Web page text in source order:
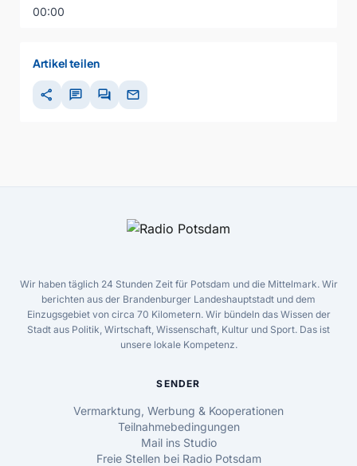
00:00
Artikel teilen
share chat forum mail
Wir haben täglich 24 Stunden Zeit für Potsdam und die Mittelmark. Wir
berichten aus der Brandenburger Landeshauptstadt und dem
Einzugsgebiet von circa 70 Kilometern. Wir bündeln das Wissen der
Stadt aus Politik, Wirtschaft, Wissenschaft, Kultur und Sport. Das ist
unsere lokale Kompetenz.
SENDER
Vermarktung, Werbung & Kooperationen
Teilnahmebedingungen
Mail ins Studio
Freie Stellen bei Radio Potsdam